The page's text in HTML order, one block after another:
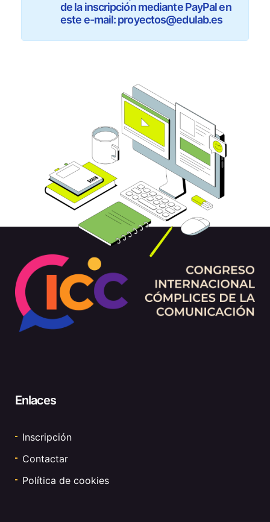
de la inscripción mediante PayPal en
este e-mail: proyectos@edulab.es
Enlaces
Inscripción
Contactar
Política de cookies